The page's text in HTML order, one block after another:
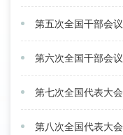
第五次全国干部会议
第六次全国干部会议
第七次全国代表大会
第八次全国代表大会